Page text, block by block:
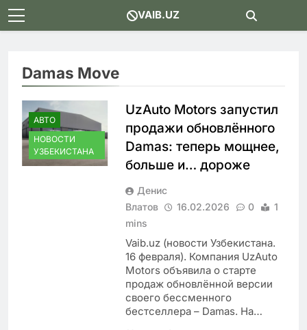
Skip
to
VAIB.UZ
Damas Move
АВТО
НОВОСТИ
УЗБЕКИСТАНА
UzAuto Motors запустил
продажи обновлённого
Damas: теперь мощнее,
больше и… дороже
Денис
Влатов
16.02.2026 0
1
mins
Vaib.uz (новости Узбекистана.
16 февраля). Компания UzAuto
Motors объявила о старте
продаж обновлённой версии
своего бессменного
бестселлера – Damas. На…